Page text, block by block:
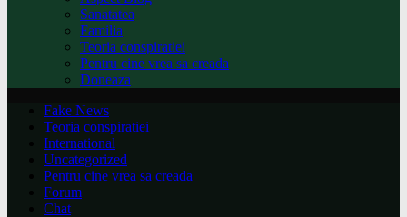
Sanatatea
Familia
Teoria conspiratiei
Pentru cine vrea sa creada
Doneaza
Fake News
Teoria conspiratiei
International
Uncategorized
Pentru cine vrea sa creada
Forum
Chat